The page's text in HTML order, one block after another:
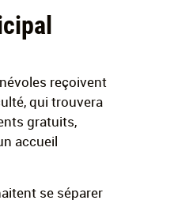
reçoivent
qui trouvera
gratuits,
accueil
se séparer